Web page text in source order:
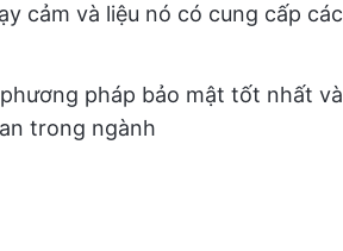
cảm và liệu nó có cung cấp các
pháp bảo mật tốt nhất và
trong ngành